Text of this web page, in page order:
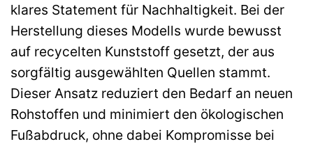
klares Statement für Nachhaltigkeit. Bei der
Herstellung dieses Modells wurde bewusst
auf recycelten Kunststoff gesetzt, der aus
sorgfältig ausgewählten Quellen stammt.
Dieser Ansatz reduziert den Bedarf an neuen
Rohstoffen und minimiert den ökologischen
Fußabdruck, ohne dabei Kompromisse bei